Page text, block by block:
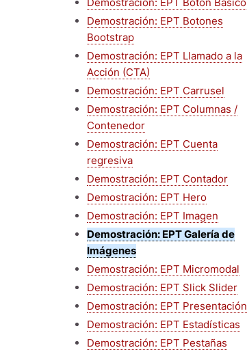
Demostración: EPT Botones
Bootstrap
Demostración: EPT Llamado a la
Acción (CTA)
Demostración: EPT Carrusel
Demostración: EPT Columnas /
Contenedor
Demostración: EPT Cuenta
regresiva
Demostración: EPT Contador
Demostración: EPT Hero
Demostración: EPT Imagen
Demostración: EPT Galería de
Imágenes
Demostración: EPT Micromodal
Demostración: EPT Slick Slider
Demostración: EPT Presentación
Demostración: EPT Estadísticas
Demostración: EPT Pestañas